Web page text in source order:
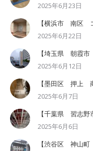
2025年6月23日
【横浜市 南区
2025年6月22日
【埼玉県 朝霞
2025年6月12日
【墨田区 押上
2025年6月7日
【千葉県 習志
2025年6月6日
【渋谷区 神山